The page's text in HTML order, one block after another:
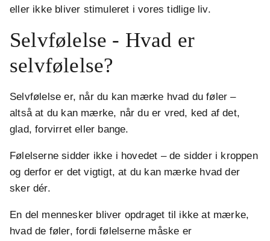
eller ikke bliver stimuleret i vores tidlige liv.
Selvfølelse - Hvad er
selvfølelse?
Selvfølelse er, når du kan mærke hvad du føler –
altså at du kan mærke, når du er vred, ked af det,
glad, forvirret eller bange.
Følelserne sidder ikke i hovedet – de sidder i kroppen
og derfor er det vigtigt, at du kan mærke hvad der
sker dér.
En del mennesker bliver opdraget til ikke at mærke,
hvad de føler, fordi følelserne måske er